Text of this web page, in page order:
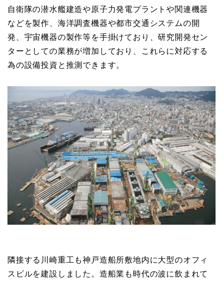
自衛隊の潜水艦建造や原子力発電プラントや関連機器
などを製作、海洋調査機器や都市交通システムの開
発、宇宙機器の製作等を手掛けており、研究開発セン
ターとしての業務が増加しており、これらに対応する
為の設備投資と推測できます。
隣接する川崎重工も神戸造船所敷地内に大型のオフィ
スビルを建設しました。造船業も時代の波に飲まれて